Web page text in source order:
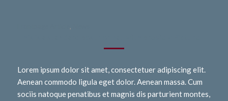
,
Lorem ipsum dolor sit amet, consectetuer adipiscing elit.
Aenean commodo ligula eget dolor. Aenean massa. Cum
sociis natoque penatibus et magnis dis parturient montes,